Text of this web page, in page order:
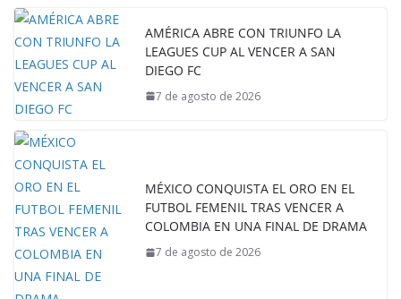
AMÉRICA ABRE CON TRIUNFO LA
LEAGUES CUP AL VENCER A SAN
DIEGO FC
7 de agosto de 2026
MÉXICO CONQUISTA EL ORO EN EL
FUTBOL FEMENIL TRAS VENCER A
COLOMBIA EN UNA FINAL DE DRAMA
7 de agosto de 2026